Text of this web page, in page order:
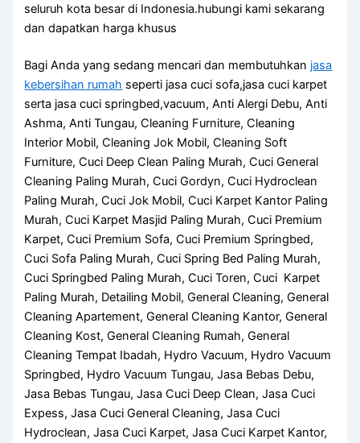
seluruh kota besar di Indonesia.hubungi kami sekarang
dan dapatkan harga khusus
Bagi Anda yang sedang mencari dan membutuhkan jasa
kebersihan rumah seperti jasa cuci sofa,jasa cuci karpet
serta jasa cuci springbed,vacuum, Anti Alergi Debu, Anti
Ashma, Anti Tungau, Cleaning Furniture, Cleaning
Interior Mobil, Cleaning Jok Mobil, Cleaning Soft
Furniture, Cuci Deep Clean Paling Murah, Cuci General
Cleaning Paling Murah, Cuci Gordyn, Cuci Hydroclean
Paling Murah, Cuci Jok Mobil, Cuci Karpet Kantor Paling
Murah, Cuci Karpet Masjid Paling Murah, Cuci Premium
Karpet, Cuci Premium Sofa, Cuci Premium Springbed,
Cuci Sofa Paling Murah, Cuci Spring Bed Paling Murah,
Cuci Springbed Paling Murah, Cuci Toren, Cuci Karpet
Paling Murah, Detailing Mobil, General Cleaning, General
Cleaning Apartement, General Cleaning Kantor, General
Cleaning Kost, General Cleaning Rumah, General
Cleaning Tempat Ibadah, Hydro Vacuum, Hydro Vacuum
Springbed, Hydro Vacuum Tungau, Jasa Bebas Debu,
Jasa Bebas Tungau, Jasa Cuci Deep Clean, Jasa Cuci
Expess, Jasa Cuci General Cleaning, Jasa Cuci
Hydroclean, Jasa Cuci Karpet, Jasa Cuci Karpet Kantor,